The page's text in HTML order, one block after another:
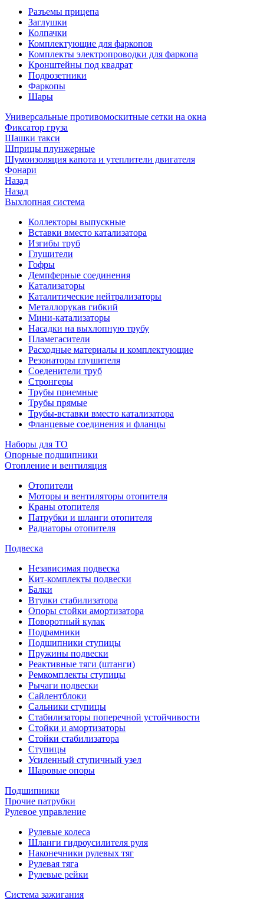
Разъемы прицепа
Заглушки
Колпачки
Комплектующие для фаркопов
Комплекты электропроводки для фаркопа
Кронштейны под квадрат
Подрозетники
Фаркопы
Шары
Универсальные противомоскитные сетки на окна
Фиксатор груза
Шашки такси
Шприцы плунжерные
Шумоизоляция капота и утеплители двигателя
Фонари
Назад
Назад
Выхлопная система
Коллекторы выпускные
Вставки вместо катализатора
Изгибы труб
Глушители
Гофры
Демпферные соединения
Катализаторы
Каталитические нейтрализаторы
Металлорукав гибкий
Мини-катализаторы
Насадки на выхлопную трубу
Пламегасители
Расходные материалы и комплектующие
Резонаторы глушителя
Соеденители труб
Стронгеры
Трубы приемные
Трубы прямые
Трубы-вставки вместо катализатора
Фланцевые соединения и фланцы
Наборы для ТО
Опорные подшипники
Отопление и вентиляция
Отопители
Моторы и вентиляторы отопителя
Краны отопителя
Патрубки и шланги отопителя
Радиаторы отопителя
Подвеска
Независимая подвеска
Кит-комплекты подвески
Балки
Втулки стабилизатора
Опоры стойки амортизатора
Поворотный кулак
Подрамники
Подшипники ступицы
Пружины подвески
Реактивные тяги (штанги)
Ремкомплекты ступицы
Рычаги подвески
Сайлентблоки
Сальники ступицы
Стабилизаторы поперечной устойчивости
Стойки и амортизаторы
Стойки стабилизатора
Ступицы
Усиленный ступичный узел
Шаровые опоры
Подшипники
Прочие патрубки
Рулевое управление
Рулевые колеса
Шланги гидроусилителя руля
Наконечники рулевых тяг
Рулевая тяга
Рулевые рейки
Система зажигания